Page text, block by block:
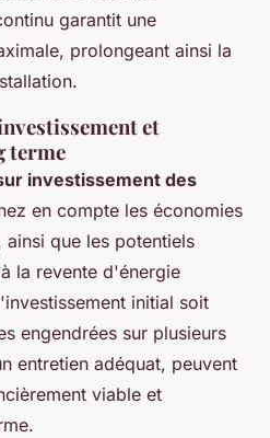
garantit une
prolongeant ainsi la
et
terme
investissement des
en compte les économies
que les potentiels
la revente d'énergie
initial soit
engendrées sur plusieurs
entretien adéquat, peuvent
viable et